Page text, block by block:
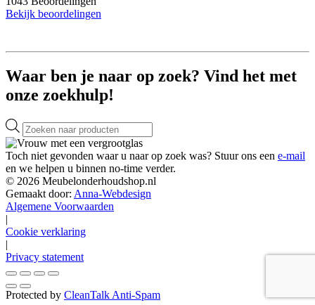
Bekijk beoordelingen
Waar ben je naar op zoek? Vind het met
onze zoekhulp!
Producten
zoeken
Toch niet gevonden waar u naar op zoek was? Stuur ons een e-mail
en we helpen u binnen no-time verder.
© 2026 Meubelonderhoudshop.nl
Gemaakt door: Anna-Webdesign
Algemene Voorwaarden
|
Cookie verklaring
|
Privacy statement
Protected by CleanTalk Anti-Spam